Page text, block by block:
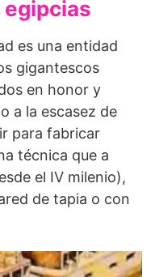
es una entidad
gigan­tescos
en honor y
a la escasez de
para fabricar
técnica que a
el IV milenio),
de tapia o con